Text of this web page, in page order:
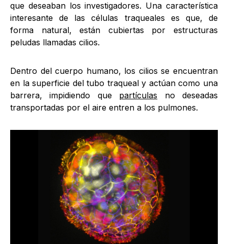
que deseaban los investigadores. Una característica
interesante de las células traqueales es que, de
forma natural, están cubiertas por estructuras
peludas llamadas cilios.
Dentro del cuerpo humano, los cilios se encuentran
en la superficie del tubo traqueal y actúan como una
barrera, impidiendo que partículas no deseadas
transportadas por el aire entren a los pulmones.